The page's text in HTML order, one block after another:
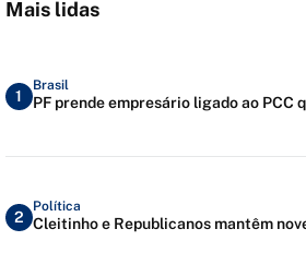
Mais lidas
1
Brasil
PF prende empresário ligado ao PCC
2
Política
Cleitinho e Republicanos mantêm